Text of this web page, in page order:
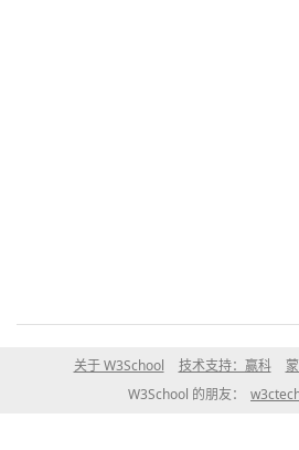
关于 W3School 技术支持：赢科
W3School 的朋友：